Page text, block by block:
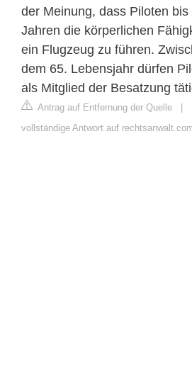
der Meinung, dass Piloten
Jahren die körperlichen
ein Flugzeug zu führen.
dem 65. Lebensjahr dürfen
als Mitglied der Besatzung
Antrag auf Entfernung der Quelle |
vollständige Antwort auf